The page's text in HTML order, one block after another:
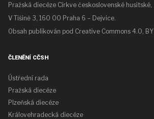
Pražská diecéze Církve československé husitské,
V Tišině 3, 160 00 Praha 6 – Dejvice.
Obsah publikován pod Creative Commons 4.0, BY
ČLENĚNÍ CČSH
Ústřední rada
Pražská diecéze
Plzeňská diecéze
Královehradecká diecéze